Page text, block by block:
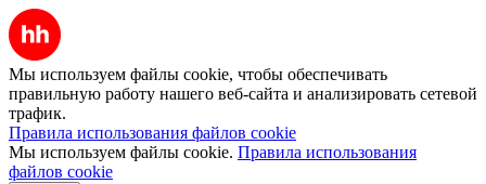
Мы используем файлы cookie, чтобы обеспечивать
правильную работу нашего веб-сайта и анализировать сетевой
трафик.
Правила использования файлов cookie
Мы используем файлы cookie. Правила использования
файлов cookie